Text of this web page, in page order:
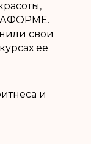
свои
ее
и